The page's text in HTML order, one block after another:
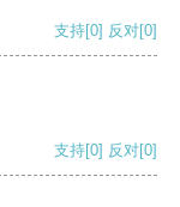
支持[0] 反对[0]
支持[0] 反对[0]